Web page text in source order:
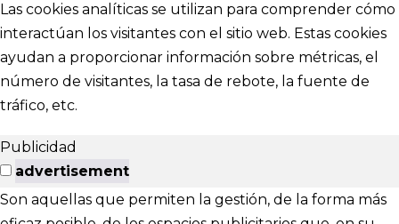
Las cookies analíticas se utilizan para comprender cómo
interactúan los visitantes con el sitio web. Estas cookies
ayudan a proporcionar información sobre métricas, el
número de visitantes, la tasa de rebote, la fuente de
tráfico, etc.
Publicidad
advertisement
Son aquellas que permiten la gestión, de la forma más